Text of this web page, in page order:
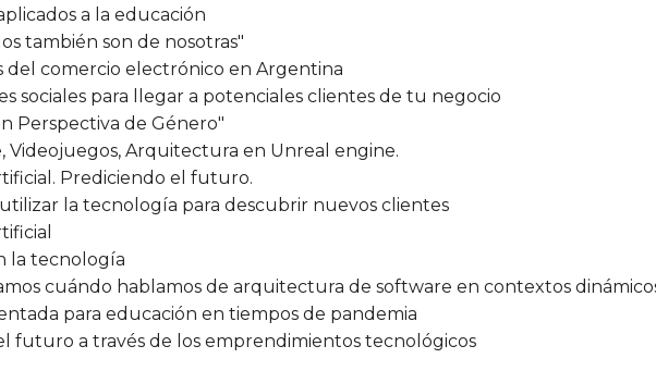
a la educación
también son de nosotras"
del comercio electrónico en Argentina
sociales para llegar a potenciales clientes de tu negocio
Perspectiva de Género"
Videojuegos, Arquitectura en Unreal engine.
Prediciendo el futuro.
la tecnología para descubrir nuevos clientes
la tecnología
cuándo hablamos de arquitectura de software en contextos
para educación en tiempos de pandemia
futuro a través de los emprendimientos tecnológicos